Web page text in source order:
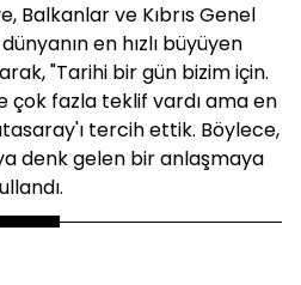
Balkanlar ve Kıbrıs Genel
en hızlı büyüyen
"Tarihi bir gün bizim için.
çok fazla teklif vardı ama en
tercih ettik. Böylece,
denk gelen bir anlaşmaya